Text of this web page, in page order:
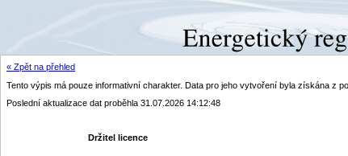
« Zpět na přehled
Tento výpis má pouze informativní charakter. Data pro jeho vytvoření byla získána z
Poslední aktualizace dat proběhla 31.07.2026 14:12:48
Držitel licence